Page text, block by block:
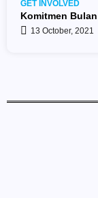
GET INVOLVED
Komitmen
13 October, 2021